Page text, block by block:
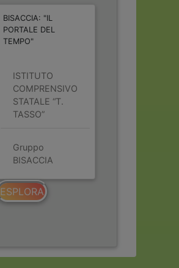
BISACCIA: "IL
PORTALE DEL
TEMPO"
ISTITUTO
COMPRENSIVO
STATALE “T.
TASSO”
Gruppo
BISACCIA
ESPLORA